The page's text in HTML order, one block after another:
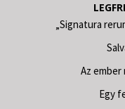
„Signatura
Az ember
Egy